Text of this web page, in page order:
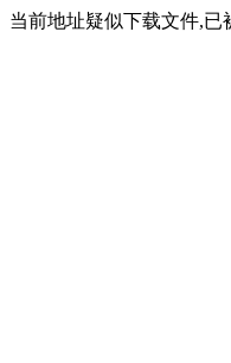
当前地址疑似下载文件,